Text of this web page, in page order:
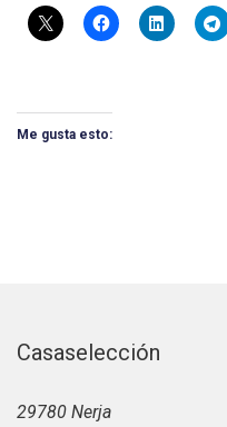
Me gusta esto:
Casaselección
29780 Nerja